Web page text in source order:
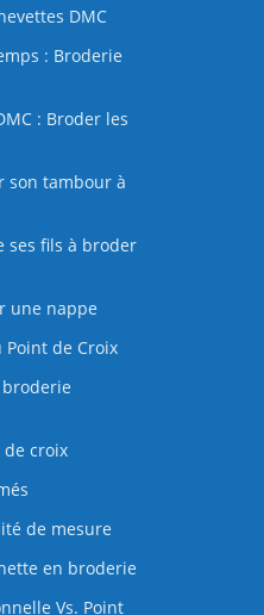
DMC
: Broderie
: Broder les
son tambour à
ses fils à broder
une nappe
de Croix
broderie
croix
de mesure
en broderie
Vs. Point